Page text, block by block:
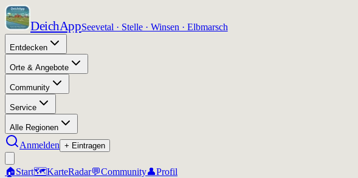
DeichAppSeevetal · Stelle · Winsen · Elbmarsch
Entdecken
Orte & Angebote
Community
Service
Alle Regionen
Anmelden + Eintragen
🏠Start🗺️KarteRadar💬Community👤Profil